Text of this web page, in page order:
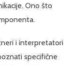
Ono što
i interpretatori
specifične